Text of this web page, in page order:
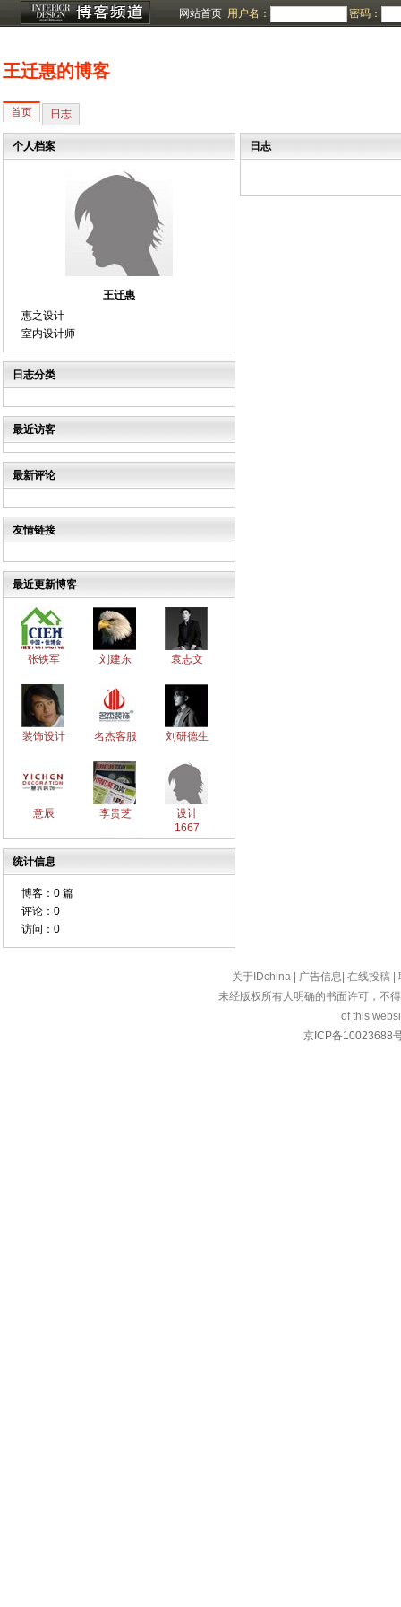
网站首页 用户名： 密码：
王迁惠的博客
首页 日志
个人档案
王迁惠
惠之设计
室内设计师
日志分类
最近访客
最新评论
友情链接
最近更新博客
张铁军 刘建东 袁志文
装饰设计 名杰客服 刘研德生
意辰 李贵芝
设计
1667
统计信息
博客： 0 篇
评论： 0
访问： 0
日志
关于IDchina 广告信息 在线投稿
未经版权所有人明确的书面许可，不
of this
京ICP备10023688